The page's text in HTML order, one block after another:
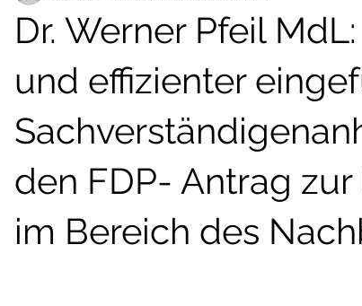
Dr. Werner Pfeil
und effizienter
den FDP- Antrag
im Bereich des